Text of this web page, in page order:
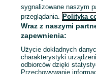
osobistego.
Możliwość wysyłki za
Jeśli chcesz złożyć
wysyłki przez formularz
sygnalizowane naszym
przeglądania. Polityka
Wraz z naszymi
zapewnienia:
Użycie dokładnych
charakterystyki
odbiorców dzięki
Przechowywanie